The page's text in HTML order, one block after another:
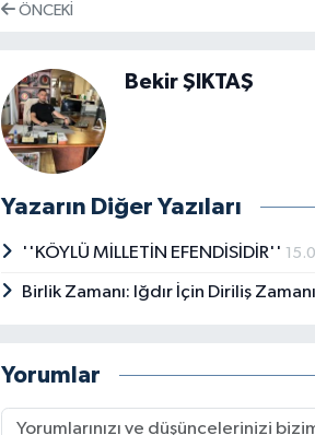
ÖNCEKI
Bekir ŞIKTAŞ
Yazarın Diğer Yazıları
''KÖYLÜ MİLLETİN EFENDİSİDİR''
Birlik Zamanı: Iğdır İçin Diriliş Zamanı
Yorumlar